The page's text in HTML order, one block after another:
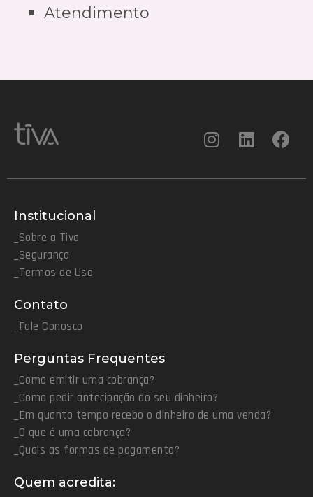
Atendimento
Institucional
_Sobre a Tiva
_Segurança
_Termos de Uso
Contato
_Fale Conosco
Perguntas Frequentes
_Como emitir uma cobrança?
_Como pedir antecipação do seu dinheiro?
_Em quanto tempo recebo o dinheiro de uma venda?
_O que é uma cobrança?
_Quais as formas de pagamento?
Quem acredita: